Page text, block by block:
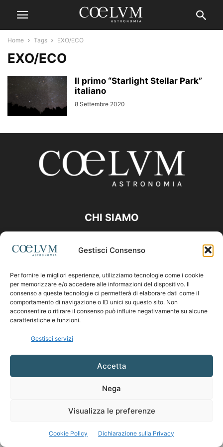
Gestisci Consenso
Per fornire le migliori esperienze, utilizziamo tecnologie come i cookie
per memorizzare e/o accedere alle informazioni del dispositivo. Il
consenso a queste tecnologie ci permetterà di elaborare dati come il
comportamento di navigazione o ID unici su questo sito. Non
acconsentire o ritirare il consenso può influire negativamente su alcune
caratteristiche e funzioni.
Gestisci servizi
Accetta
Nega
Visualizza le preferenze
Cookie Policy Dichiarazione sulla Privacy
Home Tags EXO/ECO
EXO/ECO
Il primo “Starlight Stellar Park”
italiano
8 Settembre 2020
CHI SIAMO
Contattaci:coelumastro@coelum.com
SEGUICI